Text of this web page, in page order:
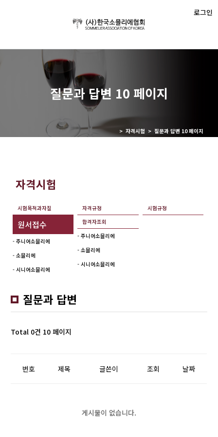
로그인
질문과 답변 10 페이지
> 자격시험 > 질문과 답변 10 페이지
자격시험
시험목적과자질 자격규정 시험규정
원서접수
- 주니어소믈리에
- 소믈리에
- 시니어소믈리에
합격자조회
- 주니어소믈리에
- 소믈리에
- 시니어소믈리에
질문과 답변
Total 0건 10 페이지
번호 제목 글쓴이 조회 날짜
게시물이 없습니다.